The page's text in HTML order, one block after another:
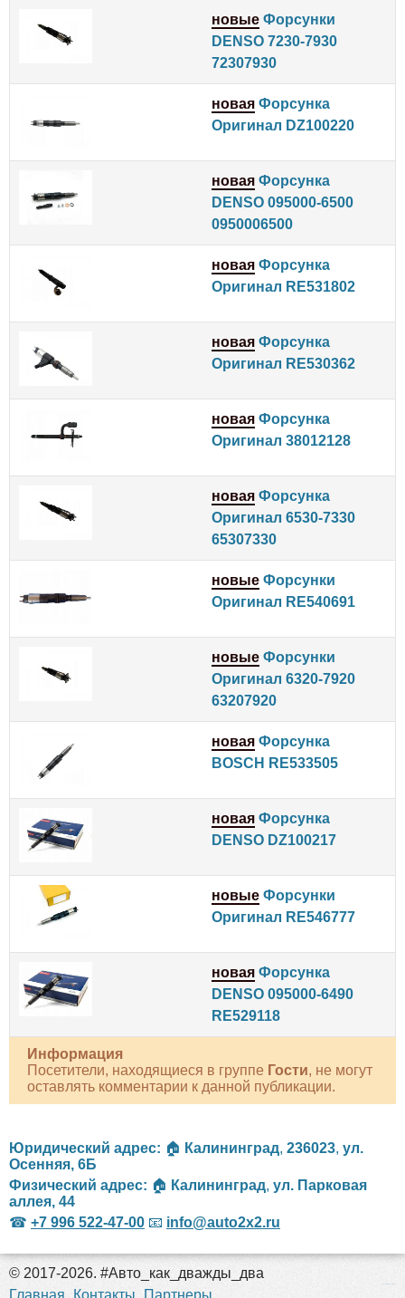
новые Форсунки
DENSO 7230-7930
72307930
новая Форсунка
Оригинал DZ100220
новая Форсунка
DENSO 095000-6500
0950006500
новая Форсунка
Оригинал RE531802
новая Форсунка
Оригинал RE530362
новая Форсунка
Оригинал 38012128
новая Форсунка
Оригинал 6530-7330
65307330
новые Форсунки
Оригинал RE540691
новые Форсунки
Оригинал 6320-7920
63207920
новая Форсунка
BOSCH RE533505
новая Форсунка
DENSO DZ100217
новые Форсунки
Оригинал RE546777
новая Форсунка
DENSO 095000-6490
RE529118
Информация
Посетители, находящиеся в группе Гости, не могут
оставлять комментарии к данной публикации.
Юридический адрес: 🏠 Калининград, 236023, ул.
Осенняя, 6Б
Физический адрес: 🏠 Калининград, ул. Парковая
аллея, 44
☎ +7 996 522-47-00 📧 info@auto2x2.ru
© 2017-2026. #Авто_как_дважды_два
Главная
Контакты Партнеры